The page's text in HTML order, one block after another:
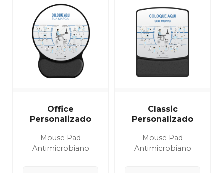
Office
Personalizado
Mouse Pad
Antimicrobiano
Classic
Personalizado
Mouse Pad
Antimicrobiano